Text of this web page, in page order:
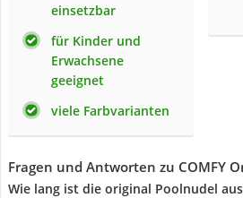
einsetzbar
für Kinder und
Erwachsene
geeignet
viele Farbvarianten
Fragen und Antworten zu COMFY
Wie lang ist die original Poolnudel aus